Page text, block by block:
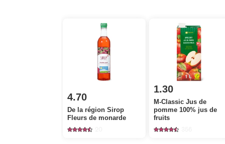
4.70
De la région Sirop
Fleurs de monarde
1.30
M-Classic Jus de
pomme 100% jus de
fruits